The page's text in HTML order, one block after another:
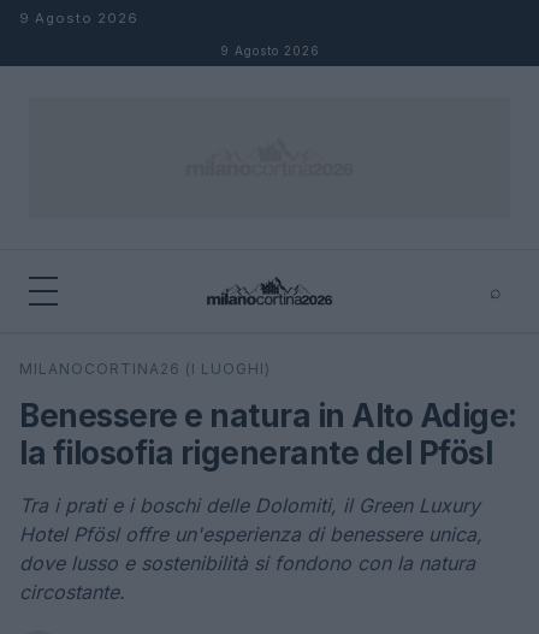
Salta al contenuto
9 Agosto 2026
9 Agosto 2026
⌕
Cerca
MILANOCORTINA26 (I LUOGHI)
Benessere e natura in Alto Adige:
la filosofia rigenerante del Pfösl
Tra i prati e i boschi delle Dolomiti, il Green Luxury
Hotel Pfösl offre un'esperienza di benessere unica,
dove lusso e sostenibilità si fondono con la natura
circostante.